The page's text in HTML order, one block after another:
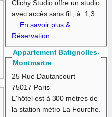
Clichy Studio offre un studio
avec accès sans fil , à 1,3
... En savoir plus &
Réservation
Appartement Batignolles-
Montmartre
25 Rue Dautancourt
75017 Paris
L'hôtel est à 300 mètresde
la station métro La Fourche.